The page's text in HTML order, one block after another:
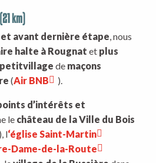
km)
avant dernière étape, nous
halte à Rougnat et plus
petitvillage de maçons
(Air BNB ).
d’intérêts et
le château de la Ville du Bois
l‘église Saint-Martin
Dame-de-la-Route